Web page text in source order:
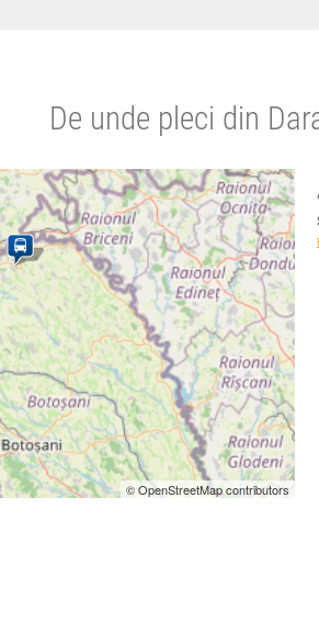
De unde pleci din
© OpenStreetMap contributors